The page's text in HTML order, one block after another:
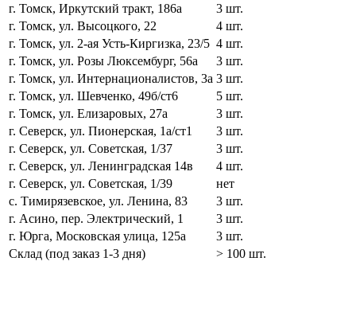
г. Томск, Иркутский тракт, 186а
3 шт.
г. Томск, ул. Высоцкого, 22
4 шт.
г. Томск, ул. 2-ая Усть-Киргизка, 23/5 4 шт.
г. Томск, ул. Розы Люксембург, 56а
3 шт.
г. Томск, ул. Интернационалистов, 3а 3 шт.
г. Томск, ул. Шевченко, 49б/ст6
5 шт.
г. Томск, ул. Елизаровых, 27а
3 шт.
г. Северск, ул. Пионерская, 1а/ст1
3 шт.
г. Северск, ул. Советская, 1/37
3 шт.
г. Северск, ул. Ленинградская 14в
4 шт.
г. Северск, ул. Советская, 1/39
нет
с. Тимирязевское, ул. Ленина, 83
3 шт.
г. Асино, пер. Электрический, 1
3 шт.
г. Юрга, Московская улица, 125а
3 шт.
Склад (под заказ 1-3 дня)
> 100 шт.